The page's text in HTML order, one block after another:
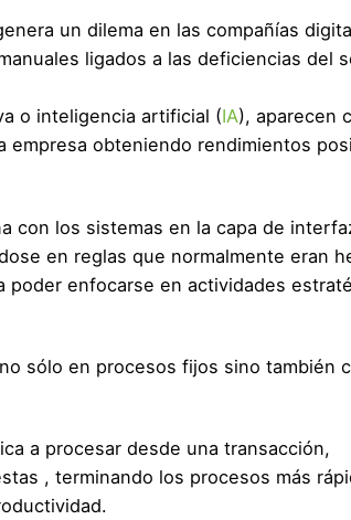
un dilema en las compañías
ligados a las deficiencias del
o inteligencia artificial (IA), aparecen
empresa obteniendo rendimientos
con los sistemas en la capa de
en reglas que normalmente eran
enfocarse en actividades
sólo en procesos fijos sino también
a procesar desde una transacción,
, terminando los procesos más